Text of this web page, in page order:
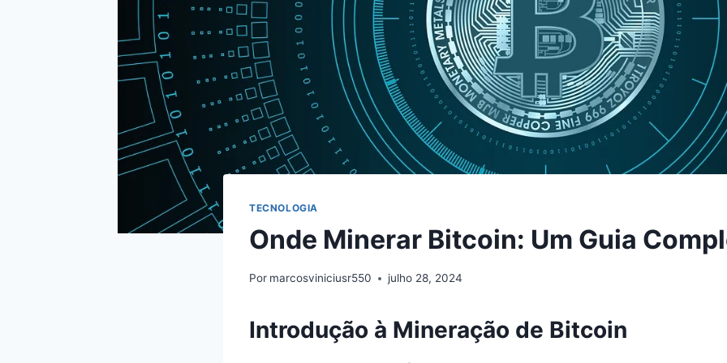
TECNOLOGIA
Onde Minerar Bitcoin: Um Guia
Por marcosviniciusr550 julho 28, 2024
Introdução à Mineração de Bitcoin